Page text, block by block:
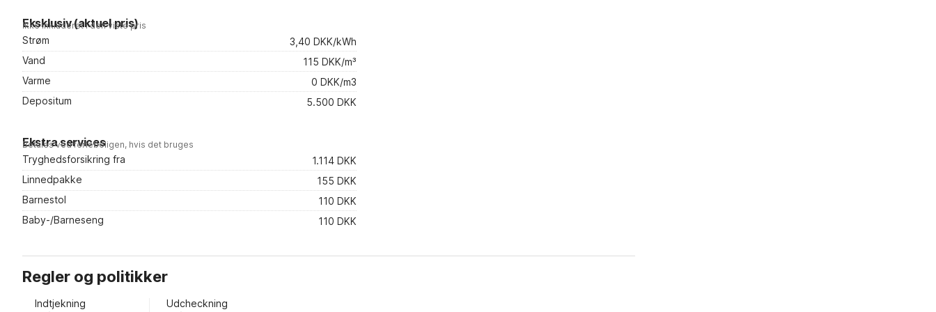
Eksklusiv (aktuel pris)
Ikke inkluderet i den viste pris
Strøm
3,40 DKK/kWh
Vand
115 DKK/m³
Varme
0 DKK/m3
Depositum
5.500 DKK
Ekstra services
Betales ved ferieboligen, hvis det bruges
Tryghedsforsikring fra
1.114 DKK
Linnedpakke
155 DKK
Barnestol
110 DKK
Baby-/Barneseng
110 DKK
Regler og politikker
Indtjekning Udcheckning